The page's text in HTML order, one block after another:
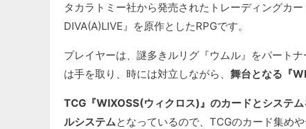
タカラトミー社から発売されたトレーディングカ
DIVA(A)LIVE』を原作としたRPGです。
プレイヤーは、謎多きルリグ『ウムル』をパート
は手を取り、時には対立しながら、 舞台となる『
TCG『WIXOSS(ウィクロス)』のカードとシステ
ルシステムとなっているので、TCGのカード集め